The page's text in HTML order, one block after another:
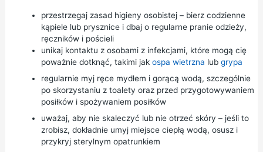
przestrzegaj zasad higieny osobistej – bierz codzienne
kąpiele lub prysznice i dbaj o regularne pranie odzieży,
ręczników i pościeli
unikaj kontaktu z osobami z infekcjami, które mogą cię
poważnie dotknąć, takimi jak ospa wietrzna lub grypa
regularnie myj ręce mydłem i gorącą wodą, szczególnie
po skorzystaniu z toalety oraz przed przygotowywaniem
posiłków i spożywaniem posiłków
uważaj, aby nie skaleczyć lub nie otrzeć skóry – jeśli to
zrobisz, dokładnie umyj miejsce ciepłą wodą, osusz i
przykryj sterylnym opatrunkiem